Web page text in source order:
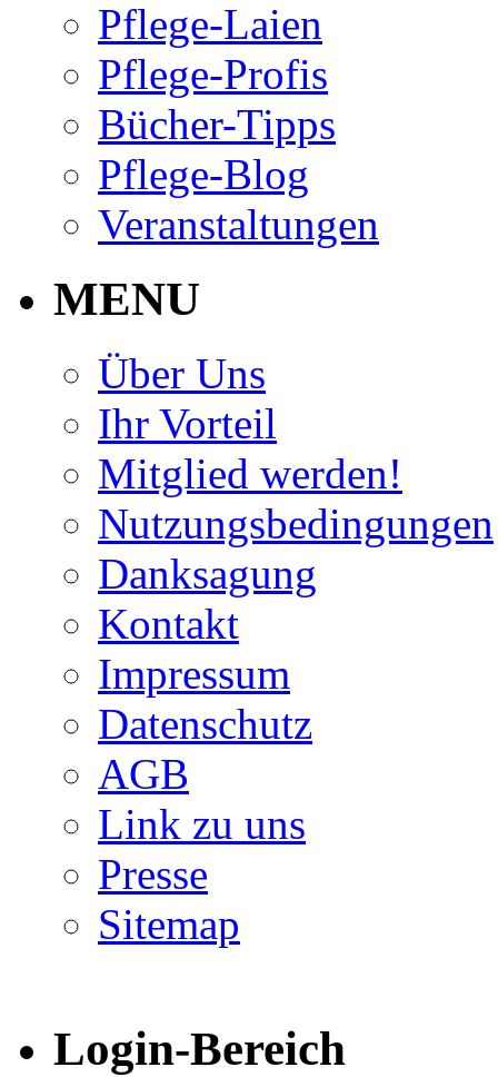
Pflege-Laien
Pflege-Profis
Bücher-Tipps
Pflege-Blog
Veranstaltungen
MENU
Über Uns
Ihr Vorteil
Mitglied werden!
Nutzungsbedingungen
Danksagung
Kontakt
Impressum
Datenschutz
AGB
Link zu uns
Presse
Sitemap
Login-Bereich